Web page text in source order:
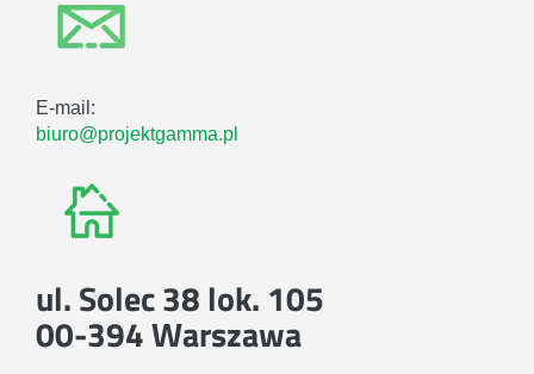
E-mail:
biuro@projektgamma.pl
ul. Solec 38 lok. 105
00-394 Warszawa